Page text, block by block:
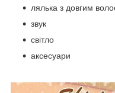
лялька з довгим
звук
світло
аксесуари